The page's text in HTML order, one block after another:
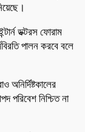
ডক্টরস ফোরাম
পালন করবে বলে
অনির্দিষ্টকালের
পরিবেশ নিশ্চিত না